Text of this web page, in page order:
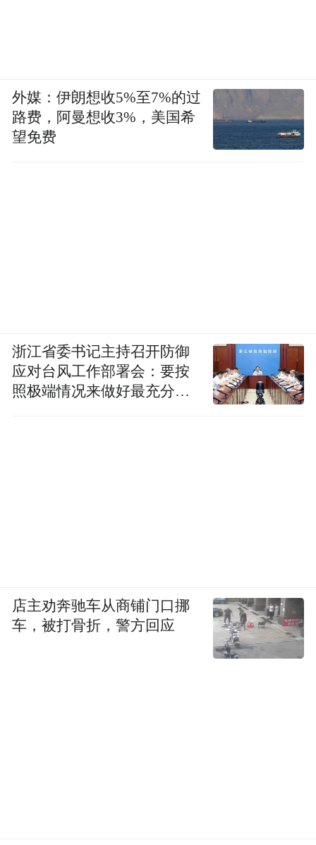
外媒：伊朗想收5%至7%的过
路费，阿曼想收3%，美国希
望免费
浙江省委书记主持召开防御
应对台风工作部署会：要按
照极端情况来做好最充分的
店主劝奔驰车从商铺门口挪
车，被打骨折，警方回应